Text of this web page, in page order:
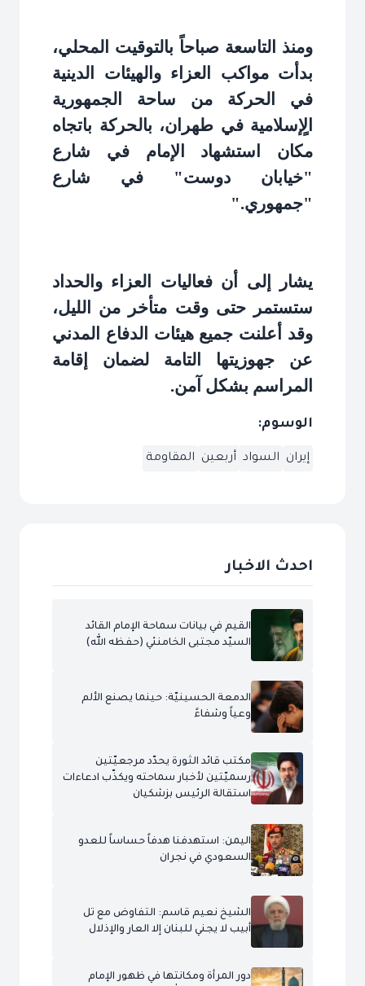
ومنذ التاسعة صباحاً بالتوقيت المحلي،
بدأت مواكب العزاء والهيئات الدينية
في الحركة من ساحة الجمهورية
الٍإسلامية في طهران، بالحركة باتجاه
مكان استشهاد الإمام في شارع
"خيابان دوست" في شارع
"جمهوري".
يشار إلى أن فعاليات العزاء والحداد
ستستمر حتى وقت متأخر من الليل،
وقد أعلنت جميع هيئات الدفاع المدني
عن جهوزيتها التامة لضمان إقامة
المراسم بشكل آمن.
الوسوم:
إيران السواد أربعين المقاومة
احدث الاخبار
القيم في بيانات سماحة الإمام القائد
السيّد مجتبى الخامنئي (حفظه الله)
الدمعة الحسينيّة: حينما يصنع الألم
وعياً وشفاءً
مكتب قائد الثورة يحدّد مرجعيّتين
رسميّتين لأخبار سماحته ويكذّب ادعاءات
استقالة الرئيس بزشكيان
اليمن: استهدفنا هدفاً حساساً للعدو
السعودي في نجران
الشيخ نعيم قاسم: التفاوض مع تل
أبيب لا يجني للبنان إلا العار والإذلال
دور المرأة ومكانتها في ظهور الإمام